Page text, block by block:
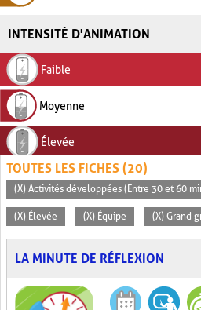
INTENSITÉ D'ANIMATION
Faible
Moyenne
Élevée
TOUTES LES FICHES (20)
(X) Activités développées (Entre 30 et 60
(X) Élevée (X) Équipe (X) Grand
LA MINUTE DE RÉFLEXION